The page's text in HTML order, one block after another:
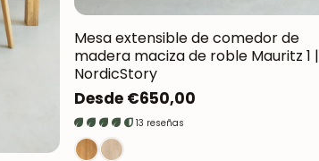
Mesa extensible de comedor de
madera maciza de roble Mauritz 1 |
NordicStory
Precio
regular
Desde €650,00
13 reseñas